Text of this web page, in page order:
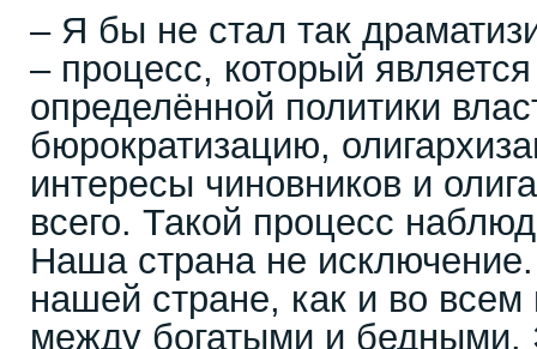
– Я бы не стал так
– процесс, который
определённой политики
бюрократизацию,
интересы чиновников и
всего. Такой процесс
Наша страна не
нашей стране, как и во
между богатыми и бедными.